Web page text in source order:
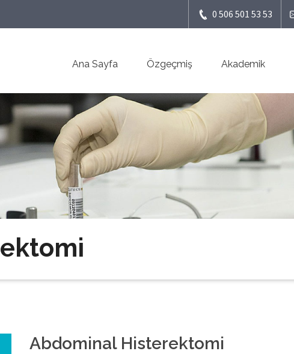
0 506 501 53 53
Ana Sayfa Özgeçmiş Akademik
Abdominal Histerektomi